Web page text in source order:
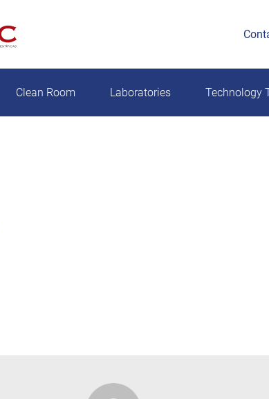
Clean Room Laboratories Technology